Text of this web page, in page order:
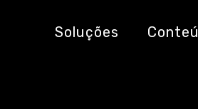
Soluções